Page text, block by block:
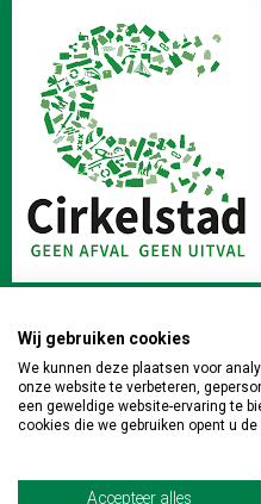
Stichting Veilig en Milieukundig
GELDERMALSEN | 0345-
Disclaimer
Wij gebruiken cookies
We kunnen deze plaatsen voor
onze website te verbeteren,
een geweldige website-ervaring te
cookies die we gebruiken opent u
Accepteer alles